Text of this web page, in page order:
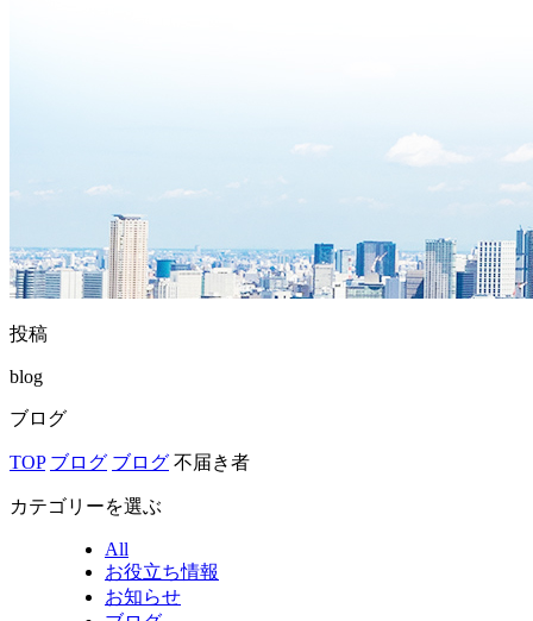
投稿
blog
ブログ
TOP ブログ ブログ 不届き者
カテゴリーを選ぶ
All
お役立ち情報
お知らせ